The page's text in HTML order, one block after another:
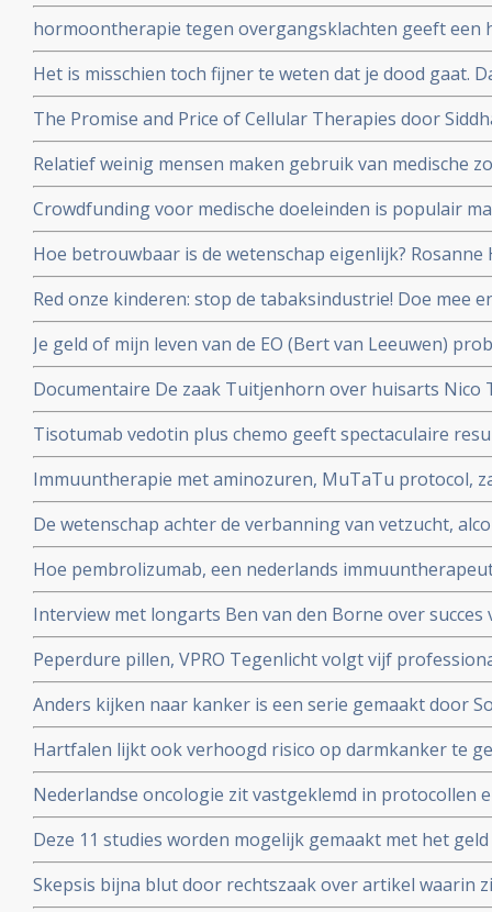
hormoontherapie tegen overgangsklachten geeft een
werd gedacht. Blijkt uit grote meta-analyse van 58
Het is misschien toch fijner te weten dat je dood gaat.
ging aan longkanker maar blijft toch leven en vertelt
The Promise and Price of Cellular Therapies door
stamceltransplantatie naar CAR-T celtherapie
Relatief weinig mensen maken gebruik van medische
dat dit ook vergoed wordt, zo meldt de Europese
Crowdfunding voor medische doeleinden is populair
en oncologen maken zich zorgen
Hoe betrouwbaar is de wetenschap eigenlijk?
en Job de Vrieze bekijkt het van zijn kant in een
Red onze kinderen: stop de tabaksindustrie! Doe mee
door roken kanker kreeg en haar kinderen en alle
beschermen.
Je geld of mijn leven van de EO (Bert van Leeuwen)
patienten die alleen in het buitenland nog behandeld
Documentaire De zaak Tuitjenhorn over huisarts Nico
en hun kinderen in conflict met Inspectie voor de
te zien op NPO 2 om 20.25 uur.
Tisotumab vedotin plus chemo geeft spectaculaire
zwaarvoorbehandelde kankerpatienten met
kanker met solide tumoren. copy 1
Immuuntherapie met aminozuren, MuTaTu protocol,
kunnen genezen schrijven Israelische onderzoekers
De wetenschap achter de verbanning van vetzucht,
NRC over het preventieakkoord van Staatssecretaris
Hoe pembrolizumab, een nederlands
wereld verovert
Interview met longarts Ben van den Borne over
kleincellige longkanker
Peperdure pillen, VPRO Tegenlicht volgt vijf
en vanuit hun persoonlijke betrokkenheid in actie
experimenteren. Uitzending is. zondag 7 oktober 2018
Anders kijken naar kanker is een serie gemaakt door
kankerpatiente en te zien bij het Algemeen Dagblad
Hartfalen lijkt ook verhoogd risico op darmkanker te
(factoren) blijken voor hartfalen en darmkanker
Nederlandse oncologie zit vastgeklemd in protocollen
bij kankerpatienten die voor second opinion naar
Deze 11 studies worden mogelijk gemaakt met het
ophaalde met zijn 11 steden zwemtocht.
Skepsis bijna blut door rechtszaak over artikel waarin